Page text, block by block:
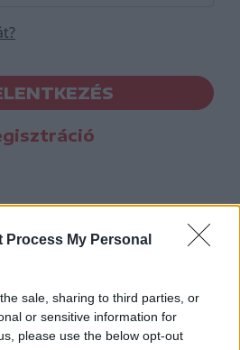
Process My Personal
sale, sharing to third parties, or
or sensitive information for
please use the below opt-out